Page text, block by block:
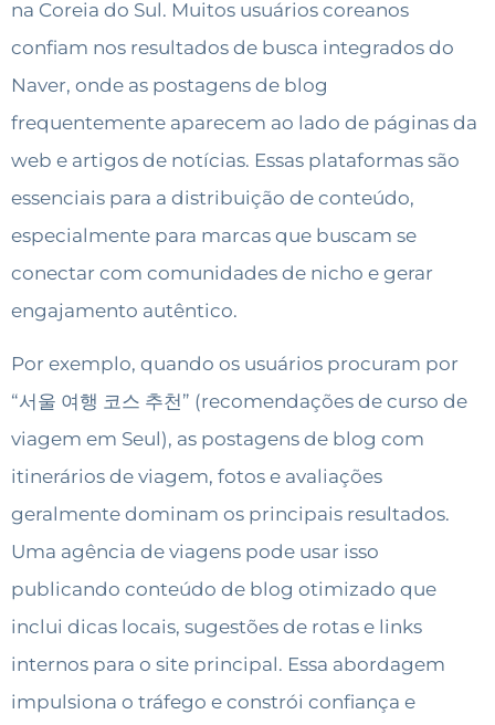
na Coreia do Sul. Muitos usuários coreanos
confiam nos resultados de busca integrados do
Naver, onde as postagens de blog
frequentemente aparecem ao lado de páginas da
web e artigos de notícias. Essas plataformas são
essenciais para a distribuição de conteúdo,
especialmente para marcas que buscam se
conectar com comunidades de nicho e gerar
engajamento autêntico.
Por exemplo, quando os usuários procuram por
“서울 여행 코스 추천” (recomendações de curso de
viagem em Seul), as postagens de blog com
itinerários de viagem, fotos e avaliações
geralmente dominam os principais resultados.
Uma agência de viagens pode usar isso
publicando conteúdo de blog otimizado que
inclui dicas locais, sugestões de rotas e links
internos para o site principal. Essa abordagem
impulsiona o tráfego e constrói confiança e